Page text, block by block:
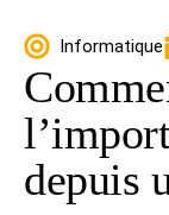
Informatique
depuis